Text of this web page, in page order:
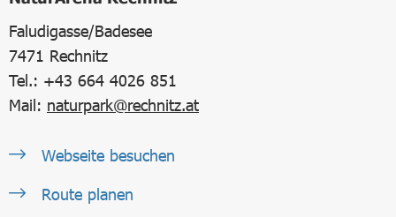
Faludigasse/Badesee
7471 Rechnitz
Tel.: +43 664 4026 851
Mail: naturpark@rechnitz.at
Webseite besuchen
Route planen